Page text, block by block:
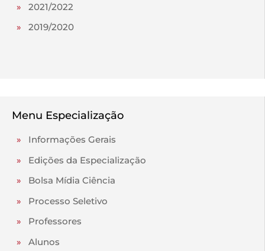
» 2021/2022
» 2019/2020
Menu Especialização
» Informações Gerais
» Edições da Especialização
» Bolsa Mídia Ciência
» Processo Seletivo
» Professores
» Alunos